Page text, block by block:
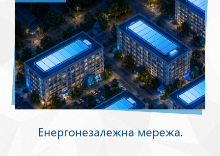
Енергонезалежна мережа.